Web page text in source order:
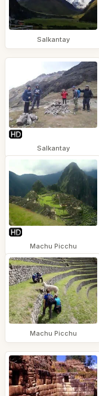
Salkantay
Salkantay
Machu Picchu
Machu Picchu